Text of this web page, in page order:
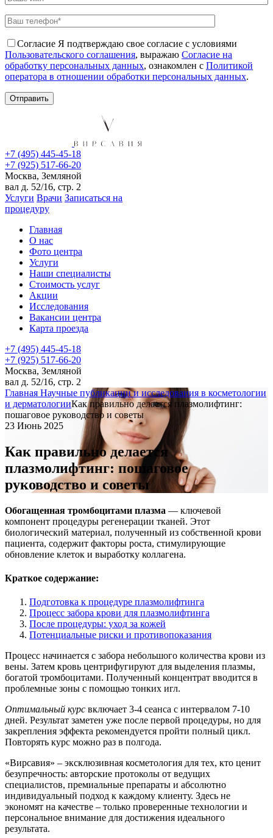
Согласие Я подтверждаю свое согласие с условиями
Пользовательского соглашения, выражаю Согласие на
обработку персональных данных, ознакомлен с Политикой
оператора в отношении обработки персональных данных.
+7 (495) 445-45-18
+7 (925) 517-66-20
Москва, Земляной
вал д. 52/16, стр. 2
Услуги Врачи Записаться на
процедуру
Главная
О нас
Фото центра
Услуги
Наши специалисты
Стоимость услуг
Акции
Исследования
Вакансии центра
Карта проезда
+7 (495) 445-45-18
+7 (925) 517-66-20
Москва, Земляной
вал д. 52/16, стр. 2
Главная Научные публикации и исследования в косметологии
и дерматологииКак правильно делается плазмолифтинг:
пошаговое руководство и советы
23 Июнь 2025
Как правильно делается
плазмолифтинг: пошаговое
руководство и советы
Обогащенная тромбоцитами плазма — ключевой
компонент процедуры регенерации тканей. Этот
биологический материал, полученный из собственной крови
пациента, содержит факторы роста, стимулирующие
обновление клеток и выработку коллагена.
Краткое содержание:
Подготовка к процедуре плазмолифтинга
Процесс забора крови для плазмолифтинга
После процедуры: уход за кожей
Потенциальные риски и противопоказания
Процесс начинается с забора небольшого количества крови из
вены. Затем кровь центрифугируют для выделения плазмы,
богатой тромбоцитами. Полученный концентрат вводится в
проблемные зоны с помощью тонких игл.
Оптимальный курс включает 3-4 сеанса с интервалом 7-10
дней. Результат заметен уже после первой процедуры, но для
закрепления эффекта рекомендуется пройти полный цикл.
Повторять курс можно раз в полгода.
«Вирсавия» – эксклюзивная косметология для тех, кто ценит
безупречность: авторские протоколы от ведущих
специалистов, премиальные препараты и абсолютно
индивидуальный подход к каждому клиенту. Здесь не
экономят на качестве – только проверенные технологии и
персональное внимание для достижения идеального
результата.